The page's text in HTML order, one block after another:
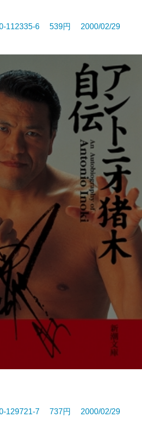
112335-6 539円 2000/02/29
129721-7 737円 2000/02/29